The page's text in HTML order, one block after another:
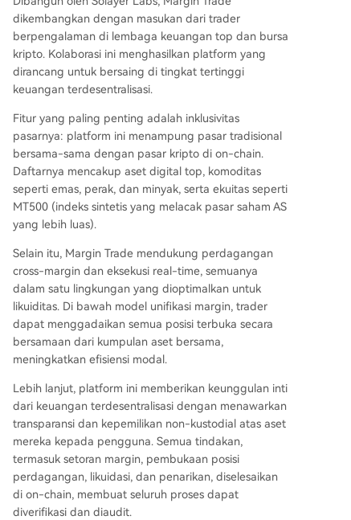
dikembangkan dengan masukan dari trader
berpengalaman di lembaga keuangan top dan bursa
kripto. Kolaborasi ini menghasilkan platform yang
dirancang untuk bersaing di tingkat tertinggi
keuangan terdesentralisasi.
Fitur yang paling penting adalah inklusivitas
pasarnya: platform ini menampung pasar tradisional
bersama-sama dengan pasar kripto di on-chain.
Daftarnya mencakup aset digital top, komoditas
seperti emas, perak, dan minyak, serta ekuitas seperti
MT500 (indeks sintetis yang melacak pasar saham AS
yang lebih luas).
Selain itu, Margin Trade mendukung perdagangan
cross-margin dan eksekusi real-time, semuanya
dalam satu lingkungan yang dioptimalkan untuk
likuiditas. Di bawah model unifikasi margin, trader
dapat menggadaikan semua posisi terbuka secara
bersamaan dari kumpulan aset bersama,
meningkatkan efisiensi modal.
Lebih lanjut, platform ini memberikan keunggulan inti
dari keuangan terdesentralisasi dengan menawarkan
transparansi dan kepemilikan non-kustodial atas aset
mereka kepada pengguna. Semua tindakan,
termasuk setoran margin, pembukaan posisi
perdagangan, likuidasi, dan penarikan, diselesaikan
di on-chain, membuat seluruh proses dapat
diverifikasi dan diaudit.